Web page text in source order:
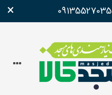
09135527035
×